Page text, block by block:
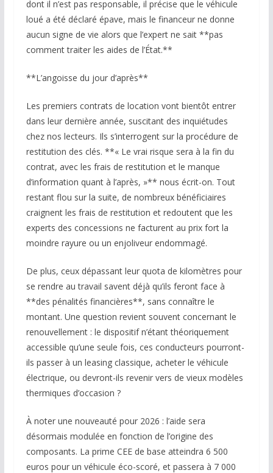
dont il n’est pas responsable, il précise que le véhicule
loué a été déclaré épave, mais le financeur ne donne
aucun signe de vie alors que l’expert ne sait **pas
comment traiter les aides de l’État.**
**L’angoisse du jour d’après**
Les premiers contrats de location vont bientôt entrer
dans leur dernière année, suscitant des inquiétudes
chez nos lecteurs. Ils s’interrogent sur la procédure de
restitution des clés. **« Le vrai risque sera à la fin du
contrat, avec les frais de restitution et le manque
d’information quant à l’après, »** nous écrit-on. Tout
restant flou sur la suite, de nombreux bénéficiaires
craignent les frais de restitution et redoutent que les
experts des concessions ne facturent au prix fort la
moindre rayure ou un enjoliveur endommagé.
De plus, ceux dépassant leur quota de kilomètres pour
se rendre au travail savent déjà qu’ils feront face à
**des pénalités financières**, sans connaître le
montant. Une question revient souvent concernant le
renouvellement : le dispositif n’étant théoriquement
accessible qu’une seule fois, ces conducteurs pourront-
ils passer à un leasing classique, acheter le véhicule
électrique, ou devront-ils revenir vers de vieux modèles
thermiques d’occasion ?
À noter une nouveauté pour 2026 : l’aide sera
désormais modulée en fonction de l’origine des
composants. La prime CEE de base atteindra 6 500
euros pour un véhicule éco-scoré, et passera à 7 000